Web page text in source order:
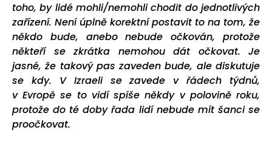
toho, by lidé mohli/nemohli chodit do jednotlivých
zařízení. Není úplně korektní postavit to na tom, že
někdo bude, anebo nebude očkován, protože
někteří se zkrátka nemohou dát očkovat. Je
jasné, že takový pas zaveden bude, ale diskutuje
se kdy. V Izraeli se zavede v řádech týdnů,
v Evropě se to vidí spíše někdy v polovině roku,
protože do té doby řada lidí nebude mít šanci se
proočkovat.